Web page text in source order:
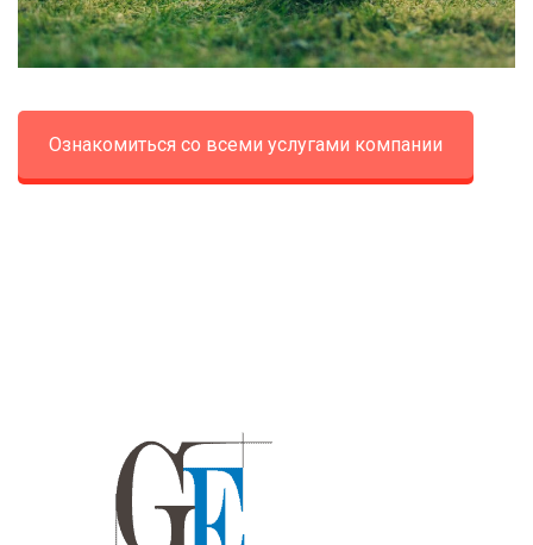
Ознакомиться со всеми услугами компании